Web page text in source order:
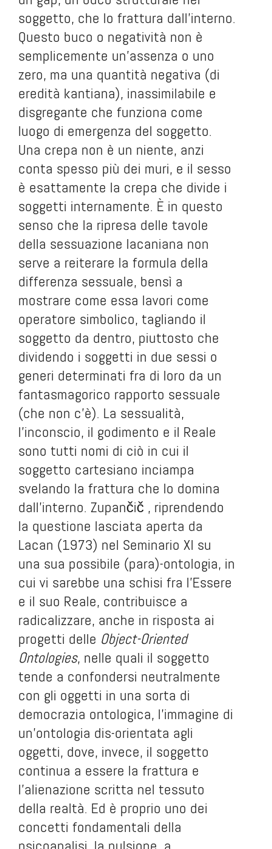
soggetto, che lo frattura dall’interno.
Questo buco o negatività non è
semplicemente un’assenza o uno
zero, ma una quantità negativa (di
eredità kantiana), inassimilabile e
disgregante che funziona come
luogo di emergenza del soggetto.
Una crepa non è un niente, anzi
conta spesso più dei muri, e il sesso
è esattamente la crepa che divide i
soggetti internamente. È in questo
senso che la ripresa delle tavole
della sessuazione lacaniana non
serve a reiterare la formula della
differenza sessuale, bensì a
mostrare come essa lavori come
operatore simbolico, tagliando il
soggetto da dentro, piuttosto che
dividendo i soggetti in due sessi o
generi determinati fra di loro da un
fantasmagorico rapporto sessuale
(che non c’è). La sessualità,
l’inconscio, il godimento e il Reale
sono tutti nomi di ciò in cui il
soggetto cartesiano inciampa
svelando la frattura che lo domina
dall’interno. Zupančič , riprendendo
la questione lasciata aperta da
Lacan (1973) nel Seminario XI su
una sua possibile (para)-ontologia, in
cui vi sarebbe una schisi fra l’Essere
e il suo Reale, contribuisce a
radicalizzare, anche in risposta ai
progetti delle Object-Oriented
Ontologies, nelle quali il soggetto
tende a confondersi neutralmente
con gli oggetti in una sorta di
democrazia ontologica, l’immagine di
un’ontologia dis-orientata agli
oggetti, dove, invece, il soggetto
continua a essere la frattura e
l’alienazione scritta nel tessuto
della realtà. Ed è proprio uno dei
concetti fondamentali della